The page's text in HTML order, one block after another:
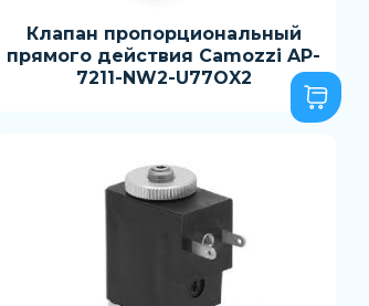
Клапан пропорциональный
прямого действия Camozzi AP-
7211-NW2-U77OX2